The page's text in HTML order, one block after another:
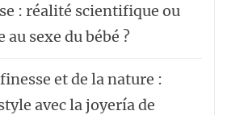
: réalité scientifique ou
sexe du bébé ?
et de la nature :
avec la joyería de